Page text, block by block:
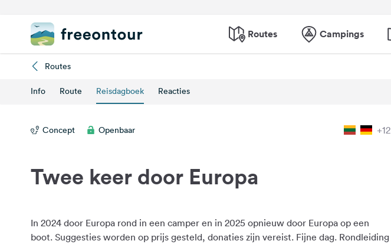
Routes Campings
Routes
Info Route Reisdagboek Reacties
Concept Openbaar +12
Twee keer door Europa
In 2024 door Europa rond in een camper en in 2025 opnieuw door Europa op een
boot. Suggesties worden op prijs gesteld, donaties zijn vereist. Fijne dag. Rondleiding